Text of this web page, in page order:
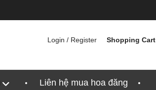
Login / Register Shopping Cart
Liên hệ mua hoa đăng